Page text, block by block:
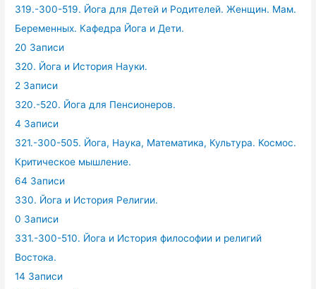
319.-300-519. Йога для Детей и Родителей. Женщин. Мам.
Беременных. Кафедра Йога и Дети.
20 Записи
320. Йога и История Науки.
2 Записи
320.-520. Йога для Пенсионеров.
4 Записи
321.-300-505. Йога, Наука, Математика, Культура. Космос.
Критическое мышление.
64 Записи
330. Йога и История Религии.
0 Записи
331.-300-510. Йога и История философии и религий
Востока.
14 Записи